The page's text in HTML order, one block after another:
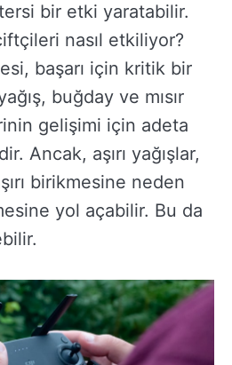
tersi bir etki yaratabilir.
nasıl etkiliyor?
başarı için kritik bir
buğday ve mısır
gelişimi için adeta
Ancak, aşırı yağışlar,
birikmesine neden
yol açabilir. Bu da